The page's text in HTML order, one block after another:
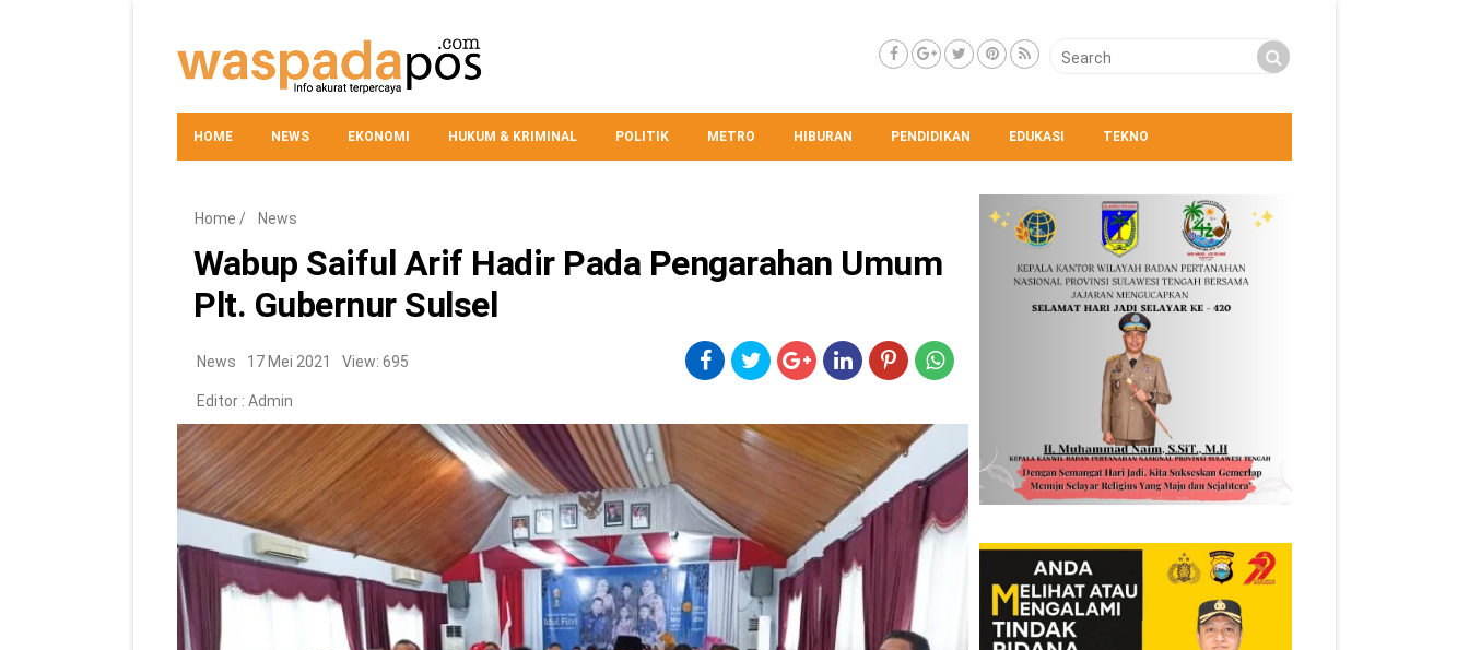
HOME NEWS EKONOMI HUKUM & KRIMINAL POLITIK METRO HIBURAN PENDIDIKAN EDUKASI TEKNO
Home / News
Wabup Saiful Arif Hadir Pada Pengarahan Umum
Plt. Gubernur Sulsel
News 17 Mei 2021 View: 695
Editor : Admin